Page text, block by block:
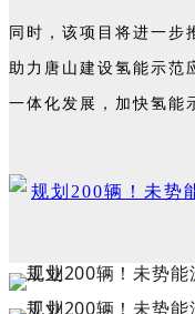
同时，该项目将进一步
助力唐山建设氢能示范
一体化发展，加快氢能